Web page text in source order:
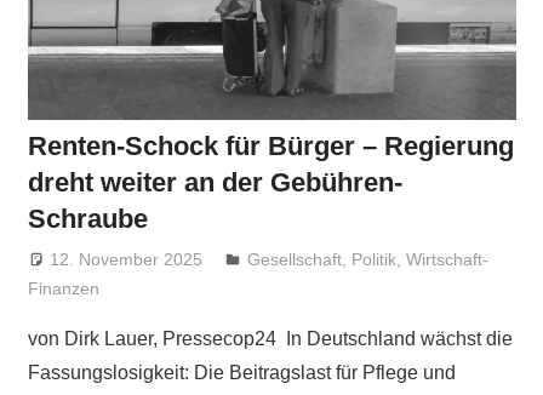
Renten-Schock für Bürger – Regierung
dreht weiter an der Gebühren-
Schraube
12. November 2025 Niki Vogt
Gesellschaft Politik ,Wirtschaft-
Finanzen
von Dirk Lauer, Pressecop24 In Deutschland wächst die
Fassungslosigkeit: Die Beitragslast für Pflege und